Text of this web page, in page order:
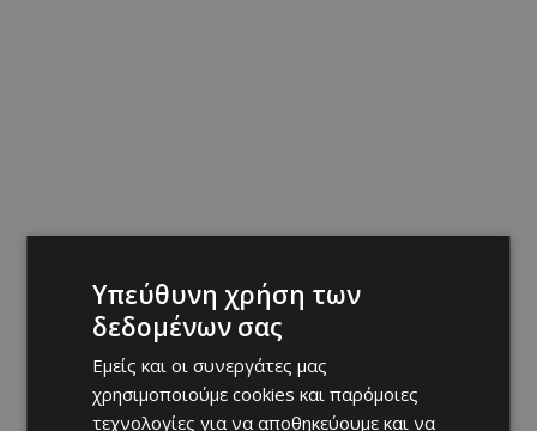
Υπεύθυνη χρήση των
δεδομένων σας
Εμείς και οι συνεργάτες μας
χρησιμοποιούμε cookies και παρόμοιες
τεχνολογίες για να αποθηκεύουμε και να